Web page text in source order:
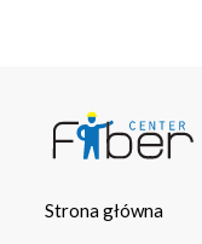
Strona główna